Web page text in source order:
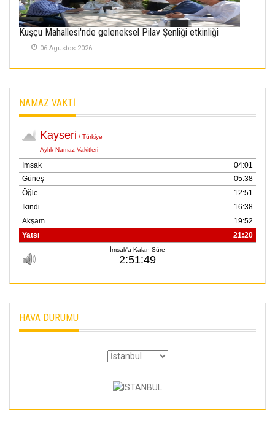
01 Mayis 2026
Kuşçu Mahallesi'nde geleneksel Pilav Şenliği etkinliği
06 Agustos 2026
NAMAZ VAKTİ
HAVA DURUMU